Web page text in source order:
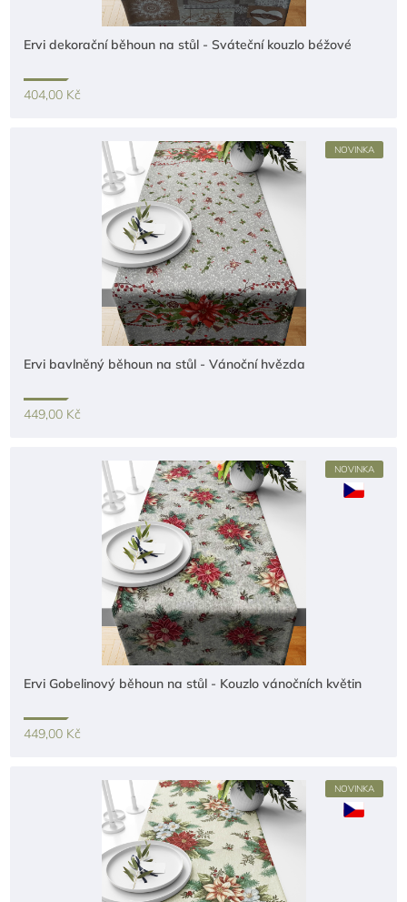
Ervi dekorační běhoun na stůl - Sváteční kouzlo béžové
404,00 Kč
NOVINKA
Ervi bavlněný běhoun na stůl - Vánoční hvězda
449,00 Kč
NOVINKA
Ervi Gobelinový běhoun na stůl - Kouzlo vánočních květin
449,00 Kč
NOVINKA